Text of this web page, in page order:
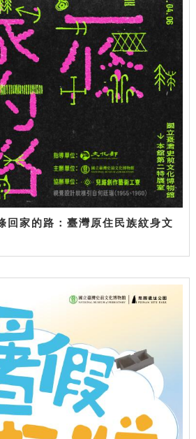
回家的路：臺灣原住民族紋身文